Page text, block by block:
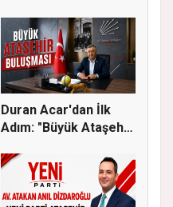
Duran Acar'dan İlk
Adım: "Büyük Ataşehir